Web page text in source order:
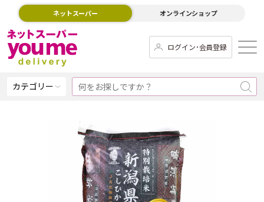
ネットスーパー オンラインショップ
ログイン･会員登録
カテゴリー